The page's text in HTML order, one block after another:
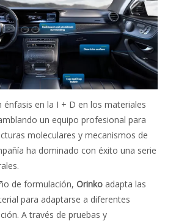
énfasis en la I + D en los materiales
un equipo profesional para
moleculares y mecanismos de
ha dominado con éxito una serie
de formulación, Orinko adapta las
para adaptarse a diferentes
A través de pruebas y